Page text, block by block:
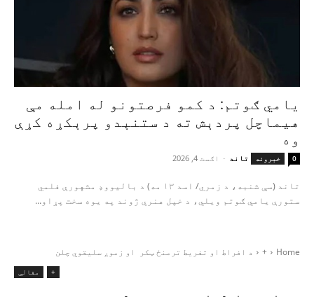
یامي ګوتم: د کمو فرصتونو له امله مې
هیماچل پردېش ته د ستنېدو پرېکړه کړې
وه
خبرونه تاند - اګست 4, 2026 0
تاند (سې شنبه، د زمري/ اسد ۱۳ مه) د بالیووډ مشهورې فلمي
ستورې یامي ګوتم ویلي، د خپل هنري ژوند په یوه سخت پړاو...